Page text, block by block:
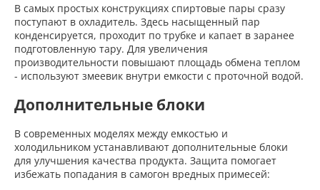
В самых простых конструкциях спиртовые пары сразу
поступают в охладитель. Здесь насыщенный пар
конденсируется, проходит по трубке и капает в заранее
подготовленную тару. Для увеличения
производительности повышают площадь обмена теплом
- используют змеевик внутри емкости с проточной водой.
Дополнительные блоки
В современных моделях между емкостью и
холодильником устанавливают дополнительные блоки
для улучшения качества продукта. Защита помогает
избежать попадания в самогон вредных примесей: